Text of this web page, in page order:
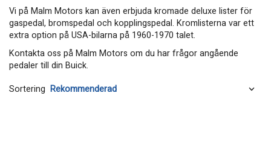
Vi på Malm Motors kan även erbjuda kromade deluxe lister för
gaspedal, bromspedal och kopplingspedal. Kromlisterna var ett
extra option på USA-bilarna på 1960-1970 talet.
Kontakta oss på Malm Motors om du har frågor angående
pedaler till din Buick.
Sortering